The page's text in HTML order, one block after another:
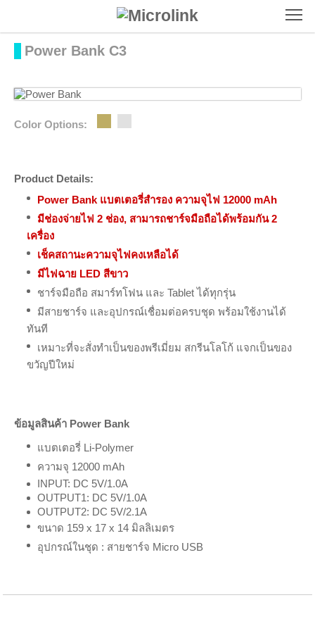
Power Bank C3
Color Options:
Product Details:
Power Bank แบตเตอรี่สำรอง ความจุไฟ 12000 mAh
มีช่องจ่ายไฟ 2 ช่อง, สามารถชาร์จมือถือได้พร้อมกัน 2
เครื่อง
เช็คสถานะความจุไฟคงเหลือได้
มีไฟฉาย LED สีขาว
ชาร์จมือถือ สมาร์ทโฟน และ Tablet ได้ทุกรุ่น
มีสายชาร์จ และอุปกรณ์เชื่อมต่อครบชุด พร้อมใช้งานได้
ทันที
เหมาะที่จะสั่งทำเป็นของพรีเมี่ยม สกรีนโลโก้ แจกเป็นของ
ขวัญปีใหม่
ข้อมูลสินค้า Power Bank
แบตเตอรี่ Li-Polymer
ความจุ 12000 mAh
INPUT: DC 5V/1.0A
OUTPUT1: DC 5V/1.0A
OUTPUT2: DC 5V/2.1A
ขนาด 159 x 17 x 14 มิลลิเมตร
อุปกรณ์ในชุด : สายชาร์จ Micro USB